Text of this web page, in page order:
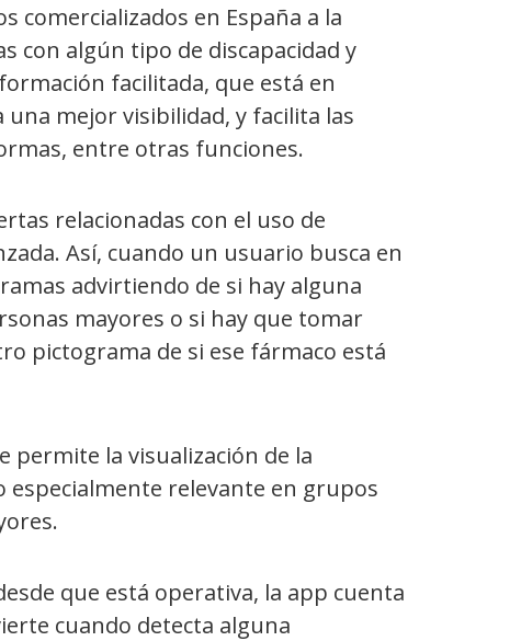
comercializados en España a la
con algún tipo de discapacidad y
facilitada, que está en
mejor visibilidad, y facilita las
entre otras funciones.
relacionadas con el uso de
Así, cuando un usuario busca en
advirtiendo de si hay alguna
mayores o si hay que tomar
pictograma de si ese fármaco está
permite la visualización de la
relevante en grupos
que está operativa, la app cuenta
cuando detecta alguna